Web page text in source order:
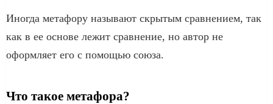
Иногда метафору называют скрытым сравнением, так
как в ее основе лежит сравнение, но автор не
оформляет его с помощью союза.
Что такое метафора?